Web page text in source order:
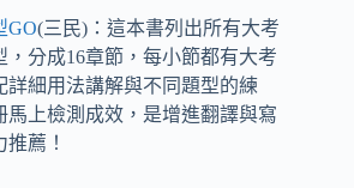
GO(三民)：這本書列出所有大考
，分成16章節，每小節都有大考
詳細用法講解與不同題型的練
馬上檢測成效，是增進翻譯與寫
薦！